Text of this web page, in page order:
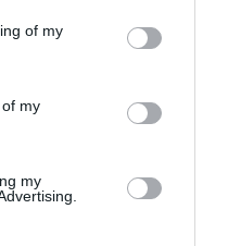
You may click to
its third-party tags to
in below Google
of my
my
my
πυρκαγιάς στις